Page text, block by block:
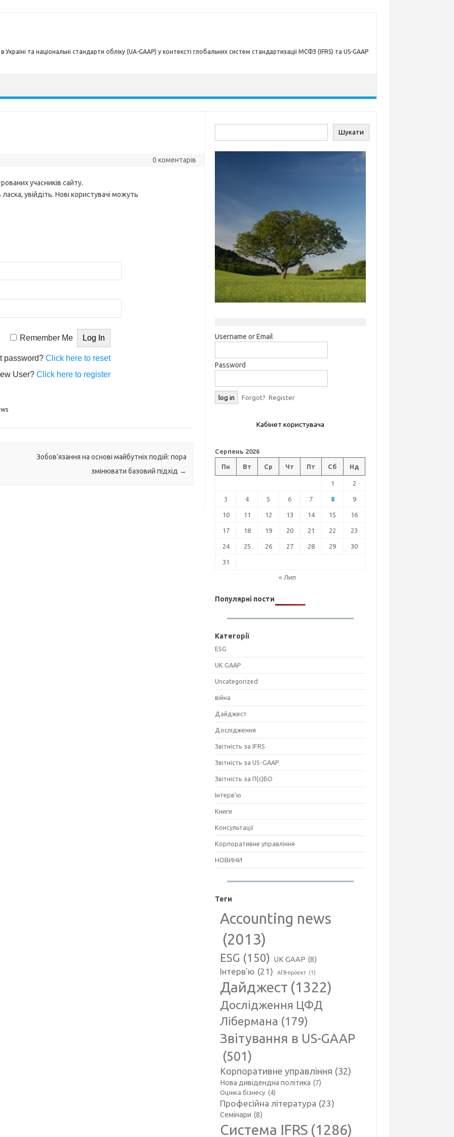
та національні стандарти обліку (UA-GAAP) у контексті глобальних систем стандартизації МСФЗ (IFRS) та US-GAAP
0 коментарів
учасників сайту.
увійдіть. Нові користувачі можуть
Remember Me
password? Click here to reset
User? Click here to register
Зобов’язання на основі майбутніх подій: пора
змінювати базовий підхід →
Шукати
Username or Email
Password
Forgot? Register
Кабінет користувача
Серпень 2026
Пн Вт Ср Чт Пт Сб Нд
1 2
3 4 5 6 7 8 9
10 11 12 13 14 15 16
17 18 19 20 21 22 23
24 25 26 27 28 29 30
31
« Лип
Популярні пости
Категорії
ESG
UK GAAP
Uncategorized
війна
Дайджест
Дослідження
Звітність за IFRS
Звітність за US-GAAP
Звітність за П(с)БО
Інтерв'ю
Книги
Консультації
Корпоративне управління
НОВИНИ
Теги
Accounting news
(2013)
ESG (150) UK GAAP (8)
Інтерв'ю (21) АГВ-проект (1)
Дайджест (1322)
Дослідження ЦФД
Лібермана (179)
Звітування в US-GAAP
(501)
Корпоративне управління (32)
Нова дивідендна політика (7)
Оцінка бізнесу (4)
Професійна література (23)
Семінари (8)
Система IFRS (1286)